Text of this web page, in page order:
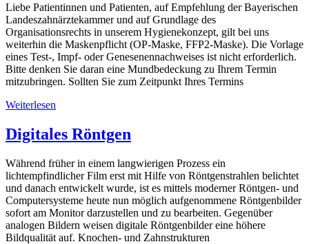
Liebe Patientinnen und Patienten, auf Empfehlung der Bayerischen
Landeszahnärztekammer und auf Grundlage des
Organisationsrechts in unserem Hygienekonzept, gilt bei uns
weiterhin die Maskenpflicht (OP-Maske, FFP2-Maske). Die Vorlage
eines Test-, Impf- oder Genesenennachweises ist nicht erforderlich.
Bitte denken Sie daran eine Mundbedeckung zu Ihrem Termin
mitzubringen. Sollten Sie zum Zeitpunkt Ihres Termins
Weiterlesen
Digitales Röntgen
Während früher in einem langwierigen Prozess ein
lichtempfindlicher Film erst mit Hilfe von Röntgenstrahlen belichtet
und danach entwickelt wurde, ist es mittels moderner Röntgen- und
Computersysteme heute nun möglich aufgenommene Röntgenbilder
sofort am Monitor darzustellen und zu bearbeiten. Gegenüber
analogen Bildern weisen digitale Röntgenbilder eine höhere
Bildqualität auf. Knochen- und Zahnstrukturen